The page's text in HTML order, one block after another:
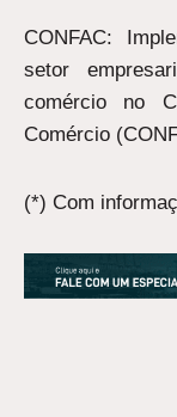
CONFAC:
setor
comércio no
Comércio
(*) Com